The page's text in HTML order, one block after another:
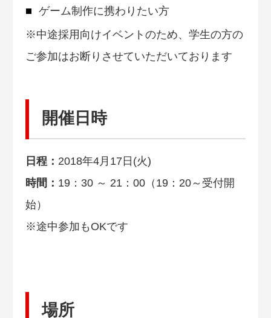
ゲーム制作に携わりたい方
※中途採用向けイベントのため、学生の方の
ご参加はお断りさせていただいております
開催日時
日程： 2018年4月17日(火)
時間： 19：30 ～ 21：00（19：20～受付開
始）
※途中参加もOKです
場所